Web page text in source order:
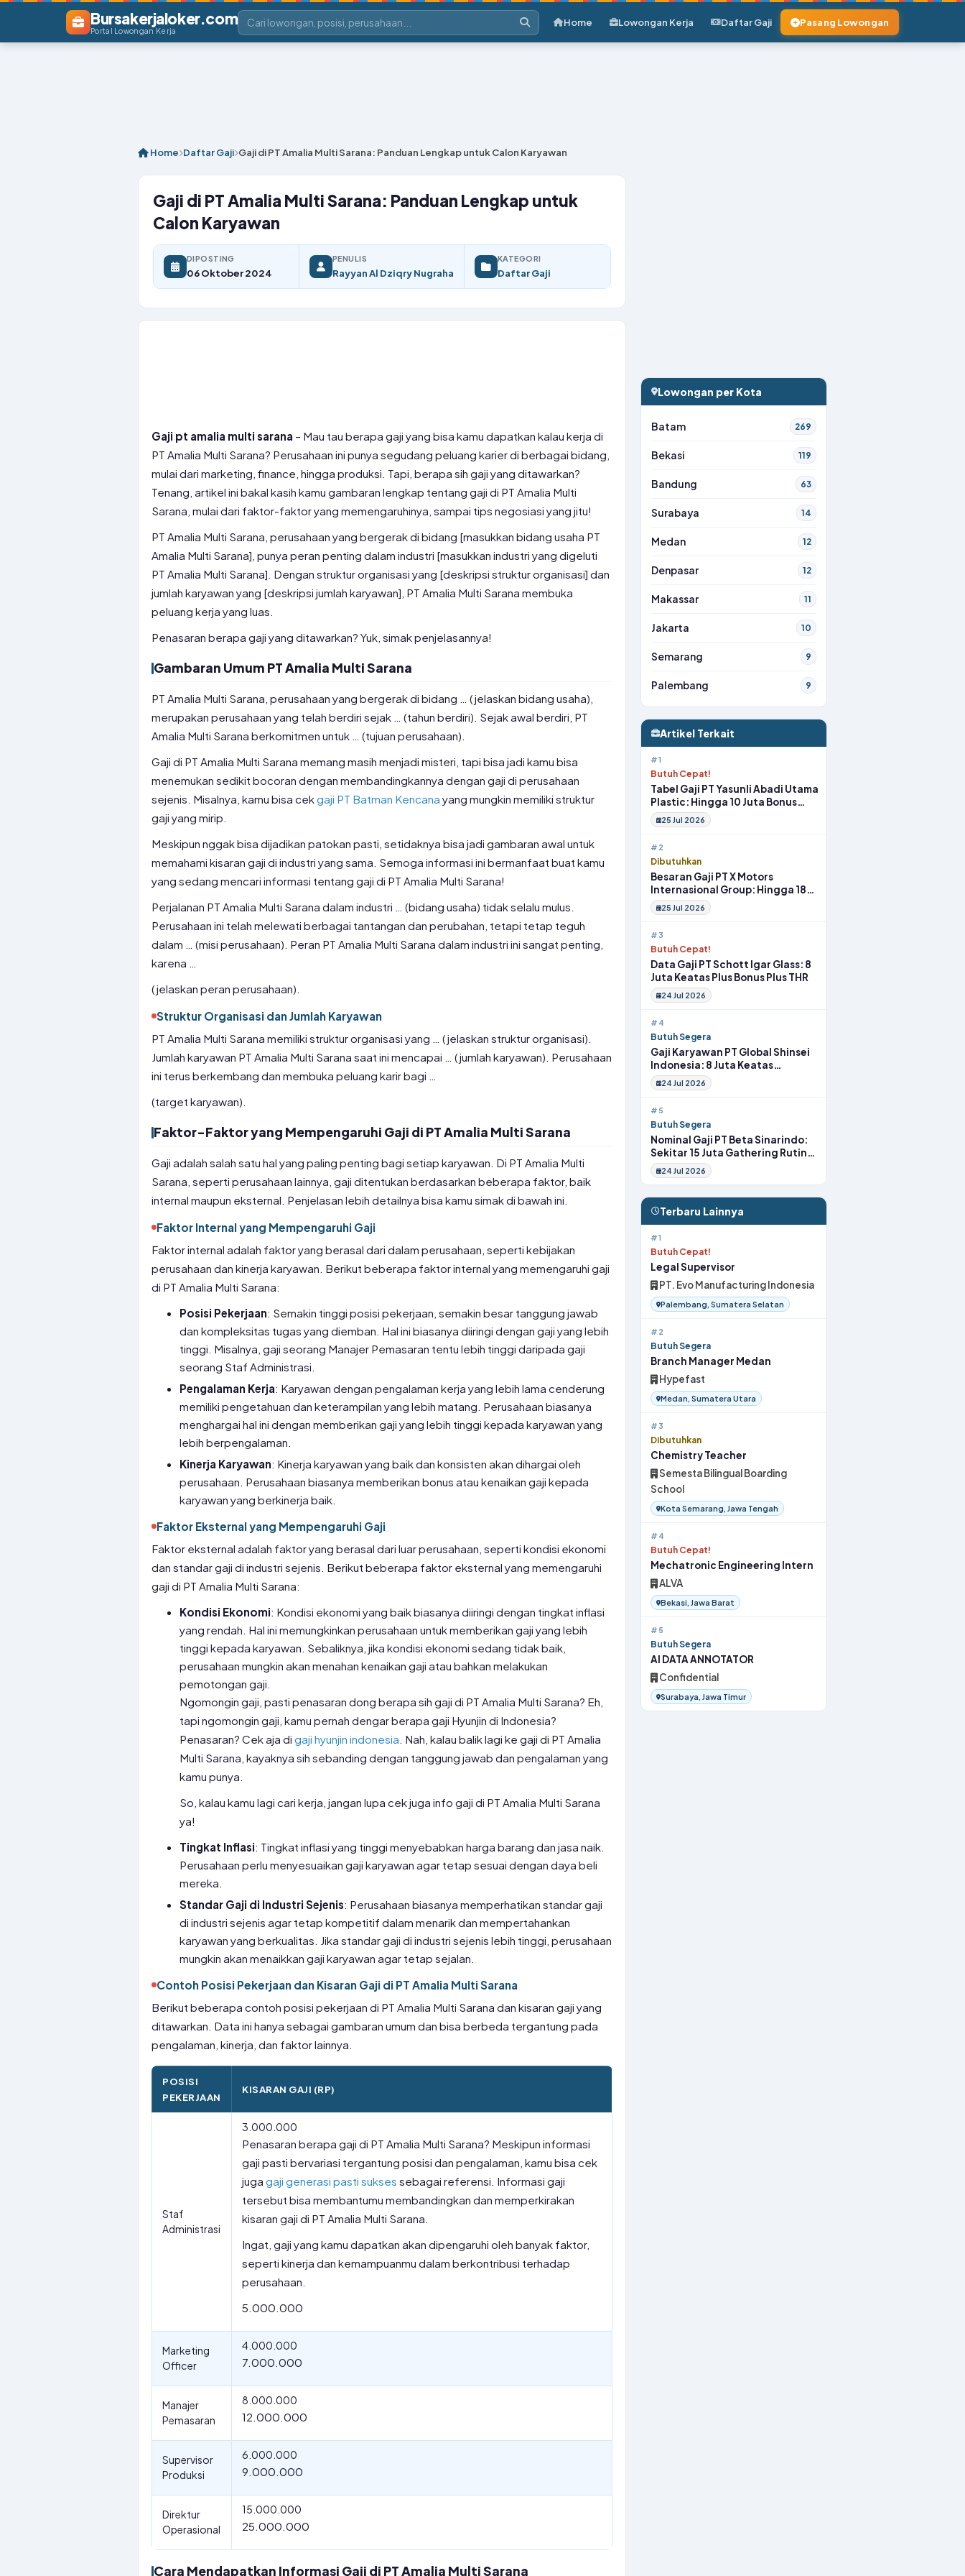
Bursakerjaloker.com
Portal Lowongan Kerja
Home Lowongan Kerja Daftar Gaji Pasang Lowongan
Home Daftar Gaji Gaji di PT Amalia Multi Sarana: Panduan Lengkap untuk Calon Karyawan
Gaji di PT Amalia Multi Sarana: Panduan Lengkap untuk
Calon Karyawan
DIPOSTING
06 Oktober 2024
PENULIS
Rayyan Al Dziqry Nugraha
KATEGORI
Daftar Gaji
Gaji pt amalia multi sarana – Mau tau berapa gaji yang bisa kamu dapatkan kalau kerja di
PT Amalia Multi Sarana? Perusahaan ini punya segudang peluang karier di berbagai bidang,
mulai dari marketing, finance, hingga produksi. Tapi, berapa sih gaji yang ditawarkan?
Tenang, artikel ini bakal kasih kamu gambaran lengkap tentang gaji di PT Amalia Multi
Sarana, mulai dari faktor-faktor yang memengaruhinya, sampai tips negosiasi yang jitu!
PT Amalia Multi Sarana, perusahaan yang bergerak di bidang [masukkan bidang usaha PT
Amalia Multi Sarana], punya peran penting dalam industri [masukkan industri yang digeluti
PT Amalia Multi Sarana]. Dengan struktur organisasi yang [deskripsi struktur organisasi] dan
jumlah karyawan yang [deskripsi jumlah karyawan], PT Amalia Multi Sarana membuka
peluang kerja yang luas.
Penasaran berapa gaji yang ditawarkan? Yuk, simak penjelasannya!
Gambaran Umum PT Amalia Multi Sarana
PT Amalia Multi Sarana, perusahaan yang bergerak di bidang … (jelaskan bidang usaha),
merupakan perusahaan yang telah berdiri sejak … (tahun berdiri). Sejak awal berdiri, PT
Amalia Multi Sarana berkomitmen untuk … (tujuan perusahaan).
Gaji di PT Amalia Multi Sarana memang masih menjadi misteri, tapi bisa jadi kamu bisa
menemukan sedikit bocoran dengan membandingkannya dengan gaji di perusahaan
sejenis. Misalnya, kamu bisa cekgaji PT Batman Kencana yang mungkin memiliki struktur
gaji yang mirip.
Meskipun nggak bisa dijadikan patokan pasti, setidaknya bisa jadi gambaran awal untuk
memahami kisaran gaji di industri yang sama. Semoga informasi ini bermanfaat buat kamu
yang sedang mencari informasi tentang gaji di PT Amalia Multi Sarana!
Perjalanan PT Amalia Multi Sarana dalam industri … (bidang usaha) tidak selalu mulus.
Perusahaan ini telah melewati berbagai tantangan dan perubahan, tetapi tetap teguh
dalam … (misi perusahaan). Peran PT Amalia Multi Sarana dalam industri ini sangat penting,
karena …
(jelaskan peran perusahaan).
Struktur Organisasi dan Jumlah Karyawan
PT Amalia Multi Sarana memiliki struktur organisasi yang … (jelaskan struktur organisasi).
Jumlah karyawan PT Amalia Multi Sarana saat ini mencapai … (jumlah karyawan). Perusahaan
ini terus berkembang dan membuka peluang karir bagi …
(target karyawan).
Faktor-Faktor yang Mempengaruhi Gaji di PT Amalia Multi Sarana
Gaji adalah salah satu hal yang paling penting bagi setiap karyawan. Di PT Amalia Multi
Sarana, seperti perusahaan lainnya, gaji ditentukan berdasarkan beberapa faktor, baik
internal maupun eksternal. Penjelasan lebih detailnya bisa kamu simak di bawah ini.
Faktor Internal yang Mempengaruhi Gaji
Faktor internal adalah faktor yang berasal dari dalam perusahaan, seperti kebijakan
perusahaan dan kinerja karyawan. Berikut beberapa faktor internal yang memengaruhi gaji
di PT Amalia Multi Sarana:
Posisi Pekerjaan: Semakin tinggi posisi pekerjaan, semakin besar tanggung jawab
dan kompleksitas tugas yang diemban. Hal ini biasanya diiringi dengan gaji yang lebih
tinggi. Misalnya, gaji seorang Manajer Pemasaran tentu lebih tinggi daripada gaji
seorang Staf Administrasi.
Pengalaman Kerja: Karyawan dengan pengalaman kerja yang lebih lama cenderung
memiliki pengetahuan dan keterampilan yang lebih matang. Perusahaan biasanya
menghargai hal ini dengan memberikan gaji yang lebih tinggi kepada karyawan yang
lebih berpengalaman.
Kinerja Karyawan: Kinerja karyawan yang baik dan konsisten akan dihargai oleh
perusahaan. Perusahaan biasanya memberikan bonus atau kenaikan gaji kepada
karyawan yang berkinerja baik.
Faktor Eksternal yang Mempengaruhi Gaji
Faktor eksternal adalah faktor yang berasal dari luar perusahaan, seperti kondisi ekonomi
dan standar gaji di industri sejenis. Berikut beberapa faktor eksternal yang memengaruhi
gaji di PT Amalia Multi Sarana:
Kondisi Ekonomi: Kondisi ekonomi yang baik biasanya diiringi dengan tingkat inflasi
yang rendah. Hal ini memungkinkan perusahaan untuk memberikan gaji yang lebih
tinggi kepada karyawan. Sebaliknya, jika kondisi ekonomi sedang tidak baik,
perusahaan mungkin akan menahan kenaikan gaji atau bahkan melakukan
pemotongan gaji.
Ngomongin gaji, pasti penasaran dong berapa sih gaji di PT Amalia Multi Sarana? Eh,
tapi ngomongin gaji, kamu pernah dengar berapa gaji Hyunjin di Indonesia?
Penasaran? Cek aja digaji hyunjin indonesia . Nah, kalau balik lagi ke gaji di PT Amalia
Multi Sarana, kayaknya sih sebanding dengan tanggung jawab dan pengalaman yang
kamu punya.
So, kalau kamu lagi cari kerja, jangan lupa cek juga info gaji di PT Amalia Multi Sarana
ya!
Tingkat Inflasi: Tingkat inflasi yang tinggi menyebabkan harga barang dan jasa naik.
Perusahaan perlu menyesuaikan gaji karyawan agar tetap sesuai dengan daya beli
mereka.
Standar Gaji di Industri Sejenis: Perusahaan biasanya memperhatikan standar gaji
di industri sejenis agar tetap kompetitif dalam menarik dan mempertahankan
karyawan yang berkualitas. Jika standar gaji di industri sejenis lebih tinggi, perusahaan
mungkin akan menaikkan gaji karyawan agar tetap sejalan.
Contoh Posisi Pekerjaan dan Kisaran Gaji di PT Amalia Multi Sarana
Berikut beberapa contoh posisi pekerjaan di PT Amalia Multi Sarana dan kisaran gaji yang
ditawarkan. Data ini hanya sebagai gambaran umum dan bisa berbeda tergantung pada
pengalaman, kinerja, dan faktor lainnya.
POSISI
PEKERJAAN
KISARAN GAJI (RP)
Staf
Administrasi
3.000.000
Penasaran berapa gaji di PT Amalia Multi Sarana? Meskipun informasi
gaji pasti bervariasi tergantung posisi dan pengalaman, kamu bisa cek
juga gaji generasi pasti sukses sebagai referensi. Informasi gaji
tersebut bisa membantumu membandingkan dan memperkirakan
kisaran gaji di PT Amalia Multi Sarana.
Ingat, gaji yang kamu dapatkan akan dipengaruhi oleh banyak faktor,
seperti kinerja dan kemampuanmu dalam berkontribusi terhadap
perusahaan.
5.000.000
Marketing
Officer
4.000.000
7.000.000
Manajer
Pemasaran
8.000.000
12.000.000
Supervisor
Produksi
6.000.000
9.000.000
Direktur
Operasional
15.000.000
25.000.000
Cara Mendapatkan Informasi Gaji di PT Amalia Multi Sarana
Lowongan per Kota
Batam 269
Bekasi 119
Bandung 63
Surabaya 14
Medan 12
Denpasar 12
Makassar 11
Jakarta 10
Semarang 9
Palembang 9
Artikel Terkait
#1
Butuh Cepat!
Tabel Gaji PT Yasunli Abadi Utama
Plastic: Hingga 10 Juta Bonus
Melimpah Lengkap Tunjangan
25 Jul 2026
#2
Dibutuhkan
Besaran Gaji PT X Motors
Internasional Group: Hingga 18
Juta Gym Membership Makan
Siang
25 Jul 2026
#3
Butuh Cepat!
Data Gaji PT Schott Igar Glass: 8
Juta Keatas Plus Bonus Plus THR
24 Jul 2026
#4
Butuh Segera
Gaji Karyawan PT Global Shinsei
Indonesia: 8 Juta Keatas
Tunjangan Komplit Uang
Transport
24 Jul 2026
#5
Butuh Segera
Nominal Gaji PT Beta Sinarindo:
Sekitar 15 Juta Gathering Rutin
Insentif Rutin
24 Jul 2026
Terbaru Lainnya
#1
Butuh Cepat!
Legal Supervisor
PT. Evo Manufacturing Indonesia
Palembang, Sumatera Selatan
#2
Butuh Segera
Branch Manager Medan
Hypefast
Medan, Sumatera Utara
#3
Dibutuhkan
Chemistry Teacher
Semesta Bilingual Boarding
School
Kota Semarang, Jawa Tengah
#4
Butuh Cepat!
Mechatronic Engineering Intern
ALVA
Bekasi, Jawa Barat
#5
Butuh Segera
AI DATA ANNOTATOR
Confidential
Surabaya, Jawa Timur